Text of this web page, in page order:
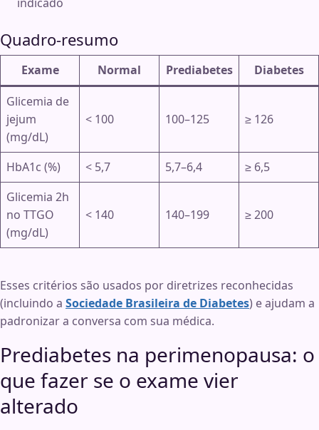
Quadro-resumo
Exame Normal Prediabetes
Diabetes
Glicemia de
jejum
(mg/dL)
< 100 100–125 ≥ 126
HbA1c (%) < 5,7 5,7–6,4
≥ 6,5
Glicemia 2h
no TTGO
(mg/dL)
< 140 140–199 ≥ 200
Esses critérios são usados por diretrizes reconhecidas
(incluindo a Sociedade Brasileira de Diabetes) e ajudam a
padronizar a conversa com sua médica.
Prediabetes na perimenopausa: o
que fazer se o exame vier
alterado